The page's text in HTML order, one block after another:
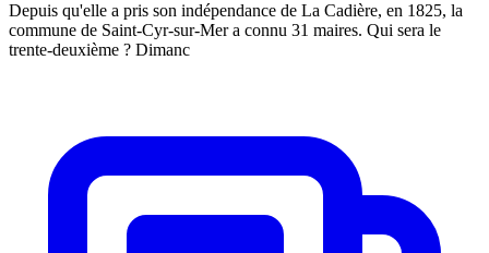
Depuis qu'elle a pris son indépendance de La Cadière, en 1825, la
commune de Saint-Cyr-sur-Mer a connu 31 maires. Qui sera le
trente-deuxième ? Dimanc